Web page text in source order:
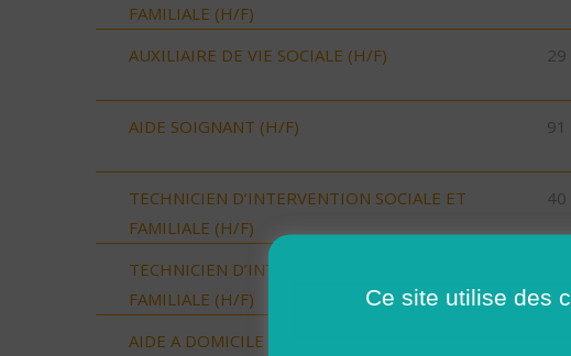
FAMILIALE (H/F)
AUXILIAIRE DE VIE SOCIALE (H/F)
AIDE SOIGNANT (H/F) 91
TECHNICIEN D’INTERVENTION SOCIALE ET
FAMILIALE (H/F)
40
TECHNICIEN D’INTERVENTION SOCIALE ET
FAMILIALE (H/F)
AIDE A DOMICILE (H/F)
Ce site utilise des